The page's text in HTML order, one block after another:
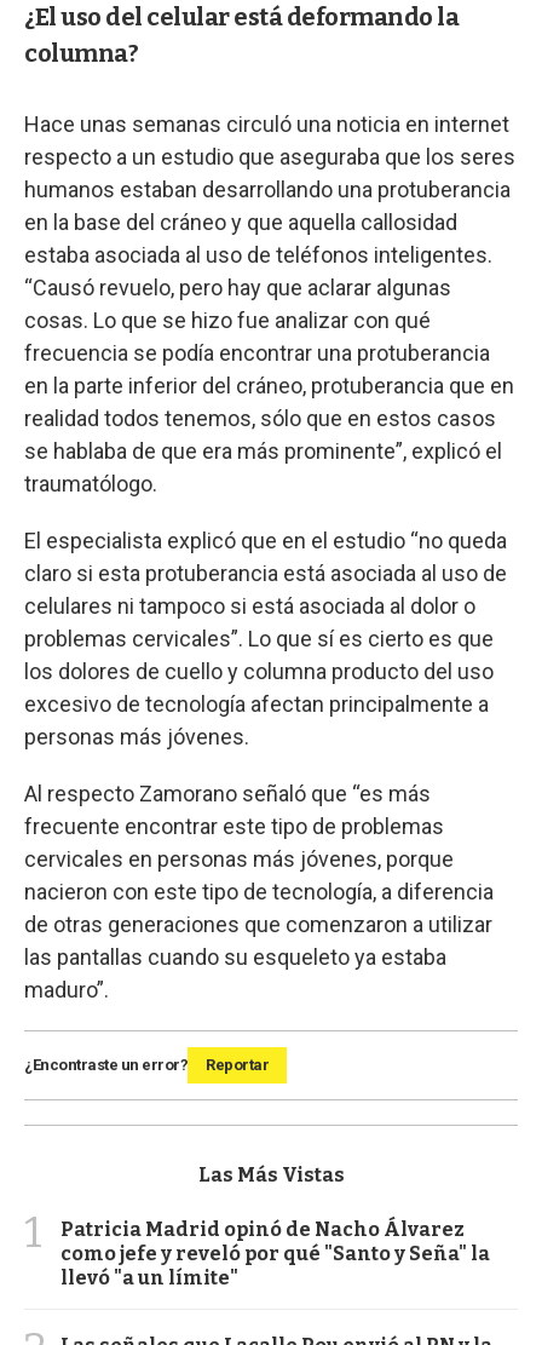
¿El uso del celular está deformando la
columna?
Hace unas semanas circuló una noticia en internet
respecto a un estudio que aseguraba que los seres
humanos estaban desarrollando una protuberancia
en la base del cráneo y que aquella callosidad
estaba asociada al uso de teléfonos inteligentes.
“Causó revuelo, pero hay que aclarar algunas
cosas. Lo que se hizo fue analizar con qué
frecuencia se podía encontrar una protuberancia
en la parte inferior del cráneo, protuberancia que en
realidad todos tenemos, sólo que en estos casos
se hablaba de que era más prominente”, explicó el
traumatólogo.
El especialista explicó que en el estudio “no queda
claro si esta protuberancia está asociada al uso de
celulares ni tampoco si está asociada al dolor o
problemas cervicales”. Lo que sí es cierto es que
los dolores de cuello y columna producto del uso
excesivo de tecnología afectan principalmente a
personas más jóvenes.
Al respecto Zamorano señaló que “es más
frecuente encontrar este tipo de problemas
cervicales en personas más jóvenes, porque
nacieron con este tipo de tecnología, a diferencia
de otras generaciones que comenzaron a utilizar
las pantallas cuando su esqueleto ya estaba
maduro”.
¿Encontraste un error? Reportar
Las Más Vistas
1
Patricia Madrid opinó de Nacho Álvarez
como jefe y reveló por qué "Santo y Seña" la
llevó "a un límite"